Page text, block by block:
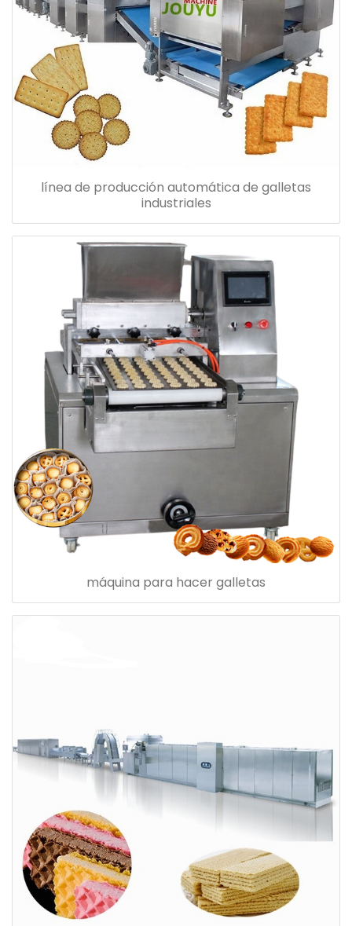
línea de producción automática de galletas
industriales
máquina para hacer galletas